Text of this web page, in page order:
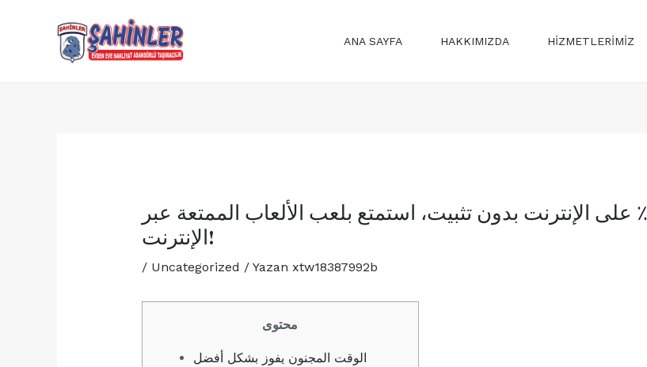
ANA SAYFA HAKKIMIZDA HİZMETLERİMİZ
استمتع بلعبة فيديو مجانية 100٪ على الإنترنت بدون تثبيت، استمتع بلعب الألعاب الممتعة عبر
الإنترنت!
/ Uncategorized / Yazan xtw18387992b
محتوى
الوقت المجنون يفوز بشكل أفضل
dolaşımı